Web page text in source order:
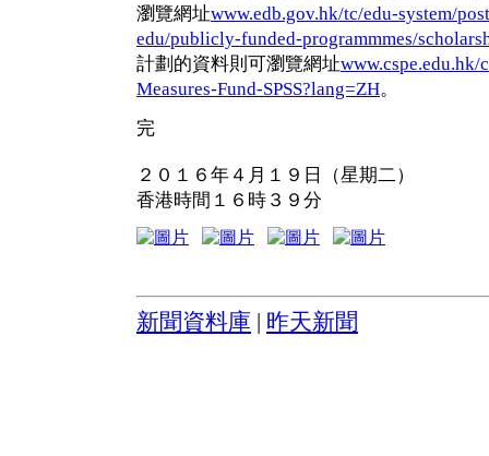
瀏覽網址www.edb.gov.hk/tc/edu-system/
edu/publicly-funded-programmmes/
計劃的資料則可瀏覽網址
Measures-Fund-SPSS?lang=ZH。
完
２０１６年４月１９日（星期二）
香港時間１６時３９分
新聞資料庫 昨天新聞